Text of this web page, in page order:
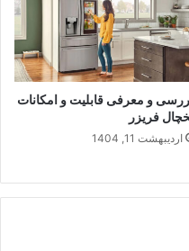
و معرفی قابلیت و امکانات
فریزر
اردیبهشت 11, 1404